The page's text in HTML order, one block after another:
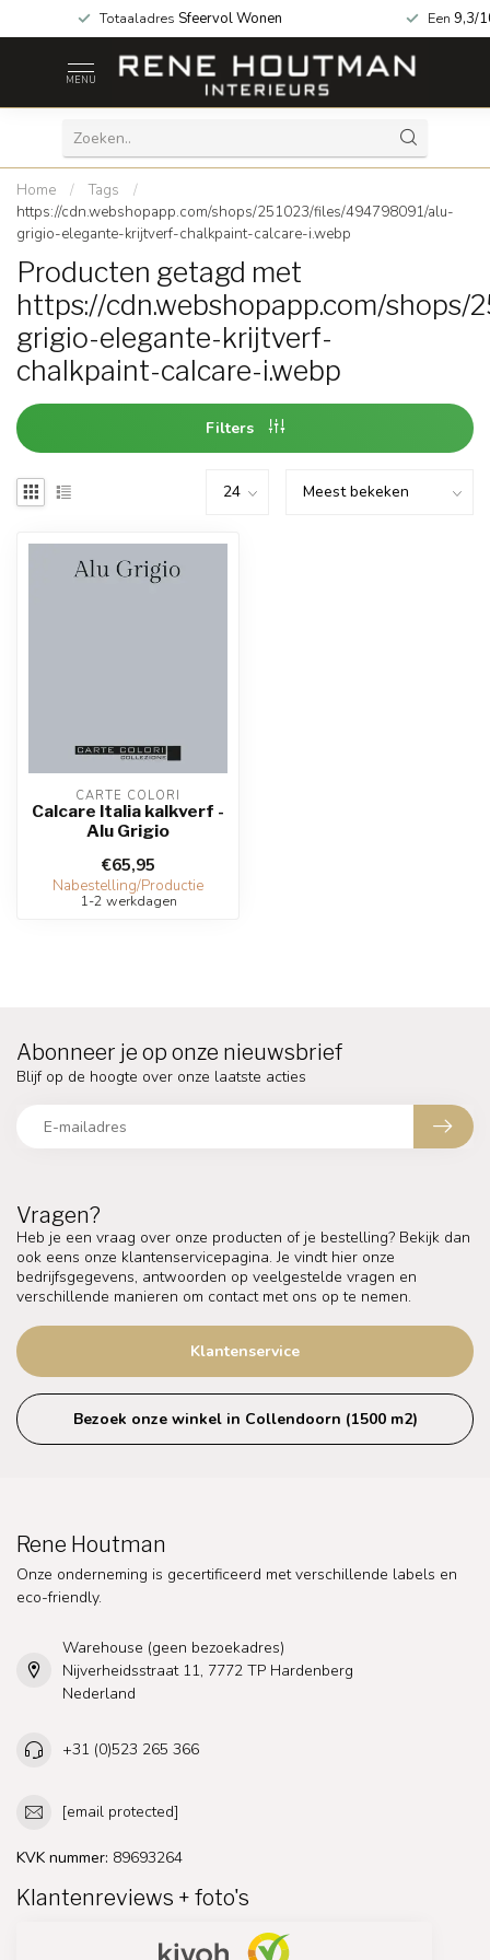
Totaaladres Sfeervol Wonen Een 9,3/
MENU
Home / Tags
/
https://cdn.webshopapp.com/shops/251023/files/494798091/alu-
grigio-elegante-krijtverf-chalkpaint-calcare-i.webp
Producten getagd met
https://cdn.webshopapp.com/
grigio-elegante-krijtverf-
chalkpaint-calcare-i.webp
Filters
CARTE COLORI
Calcare Italia kalkverf -
Alu Grigio
€65,95
Nabestelling/Productie
1-2 werkdagen
Vragen?
Heb je een vraag over onze producten of je bestelling? Bekijk dan
ook eens onze klantenservicepagina. Je vindt hier onze
bedrijfsgegevens, antwoorden op veelgestelde vragen en
verschillende manieren om contact met ons op te nemen.
Klantenservice
Bezoek onze winkel in Collendoorn (1500 m2)
Abonneer je op onze nieuwsbrief
Blijf op de hoogte over onze laatste acties
Rene Houtman
Onze onderneming is gecertificeerd met verschillende labels en
eco-friendly.
Warehouse (geen bezoekadres)
Nijverheidsstraat 11, 7772 TP Hardenberg
Nederland
+31 (0)523 265 366
[email protected]
KVK nummer: 89693264
Klantenreviews + foto's